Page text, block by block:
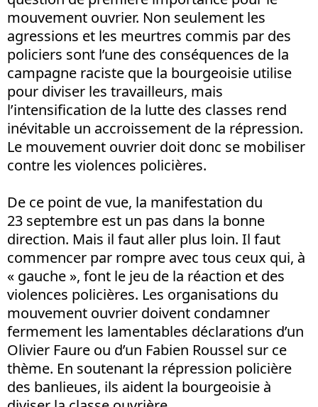
mouvement ouvrier. Non seulement les
agressions et les meurtres commis par des
policiers sont l’une des conséquences de la
campagne raciste que la bourgeoisie utilise
pour diviser les travailleurs, mais
l’intensification de la lutte des classes rend
inévitable un accroissement de la répression.
Le mouvement ouvrier doit donc se mobiliser
contre les violences policières.
De ce point de vue, la manifestation du
23 septembre est un pas dans la bonne
direction. Mais il faut aller plus loin. Il faut
commencer par rompre avec tous ceux qui, à
« gauche », font le jeu de la réaction et des
violences policières. Les organisations du
mouvement ouvrier doivent condamner
fermement les lamentables déclarations d’un
Olivier Faure ou d’un Fabien Roussel sur ce
thème. En soutenant la répression policière
des banlieues, ils aident la bourgeoisie à